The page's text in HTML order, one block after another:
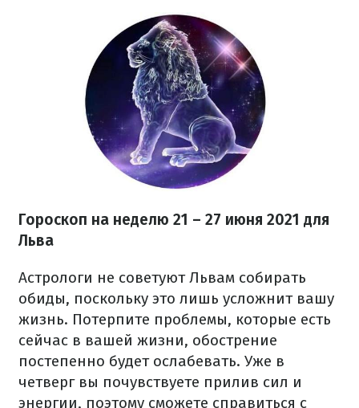
Гороскоп на неделю 21 – 27 июня 2021 для
Льва
Астрологи не советуют Львам собирать
обиды, поскольку это лишь усложнит вашу
жизнь. Потерпите проблемы, которые есть
сейчас в вашей жизни, обострение
постепенно будет ослабевать. Уже в
четверг вы почувствуете прилив сил и
энергии, поэтому сможете справиться с